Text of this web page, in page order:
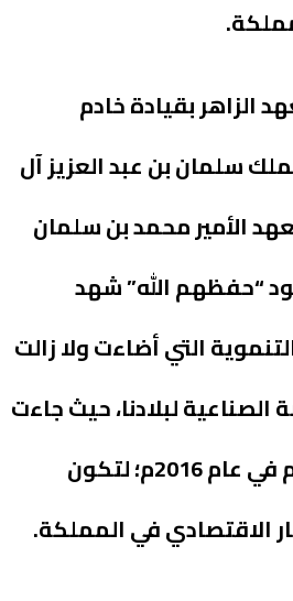
الزاهر بقيادة خادم
سلمان بن عبد العزيز آل
الأمير محمد بن سلمان
“حفظهم الله” شهد
التي أضاءت ولا زالت
لبلادنا، حيث جاءت
رؤية المملكة 2030م في عام 2016م؛ لتكون
الاقتصادي في المملكة.